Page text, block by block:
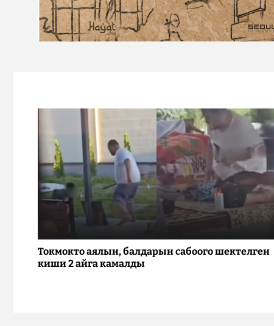
Токмокто аялын, балдарын сабоого шектелген
киши 2 айга камалды